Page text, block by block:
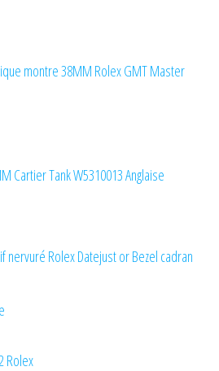
montre 38MM Rolex GMT Master
Cartier Tank W5310013 Anglaise
nervuré Rolex Datejust or Bezel cadran
Rolex